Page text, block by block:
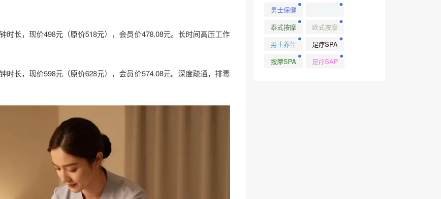
长，现价498元（原价518元），会员价478.08元。长时间高压工作
长，现价598元（原价628元），会员价574.08元。深度疏通，排毒
男士保健
泰式按摩
欧式按摩
男士养生
足疗SPA
按摩SPA
足疗SAP